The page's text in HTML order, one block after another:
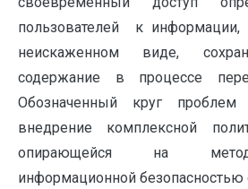
пользователей к информации,
неискаженном виде,
содержание в процессе
Обозначенный круг
внедрение комплексной
опирающейся на
информационной безопасностью